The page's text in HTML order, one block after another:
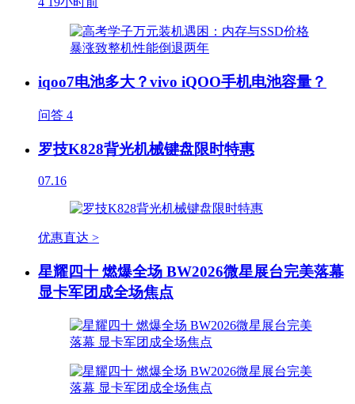
iqoo7电池多大？vivo iQOO手机电池容量？
问答 4
罗技K828背光机械键盘限时特惠
07.16
优惠直达 >
星耀四十 燃爆全场 BW2026微星展台完美落幕
显卡军团成全场焦点